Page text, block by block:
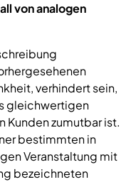
von analogen
verhindert sein,
gleichwertigen
Kunden zumutbar ist.
bestimmten in
Veranstaltung mit
bezeichneten